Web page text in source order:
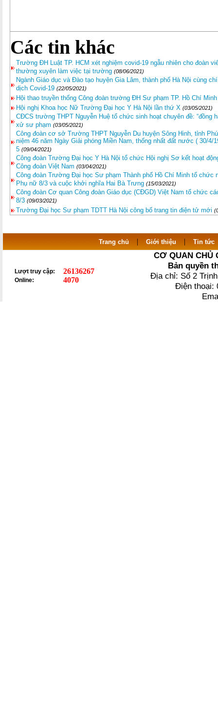
Các tin khác
Trường ĐH Luật TP. HCM xét nghiệm covid-19 ngẫu nhiên cho đoàn
thường xuyên làm việc tại trường (08/06/2021)
Ngành Giáo dục và Đào tạo huyện Gia Lâm, thành phố Hà Nội cùng
dịch Covid-19 (22/05/2021)
Hội thao truyền thống Công đoàn trường ĐH Sư phạm TP. Hồ Chí
Hội nghị Khoa học Nữ Trường Đại học Y Hà Nội lần thứ X (03/05/2021)
CĐCS trường THPT Nguyễn Huệ tổ chức sinh hoạt chuyên đề: “đồng
xử sư phạm (03/05/2021)
Công đoàn cơ sở Trường THPT Nguyễn Du huyện Sông Hinh, tỉnh
niệm 46 năm Ngày Giải phóng Miền Nam, thống nhất đất nước ( 30/4/
5 (09/04/2021)
Công đoàn Trường Đại học Y Hà Nội tổ chức Hội nghị Sơ kết hoạt
Công đoàn Việt Nam (03/04/2021)
Công đoàn Trường Đại học Sư phạm Thành phố Hồ Chí Minh tổ chức
Phụ nữ 8/3 và cuộc khởi nghĩa Hai Bà Trưng (15/03/2021)
Công đoàn Cơ quan Công đoàn Giáo dục (CĐGD) Việt Nam tổ chức
8/3 (09/03/2021)
Trường Đại học Sư phạm TDTT Hà Nội công bố trang tin điện tử mới
Trang chủ | Giới thiệu | Tin tức
Lượt truy cập: 26136267
Online: 4070
CƠ QUAN CHỦ
Bản quyền
Địa chỉ: Số 2
Điện